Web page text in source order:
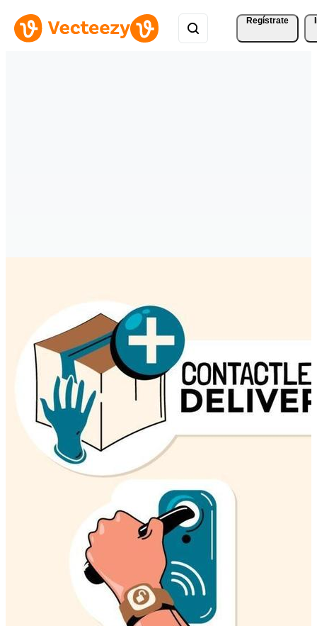
Regístrate